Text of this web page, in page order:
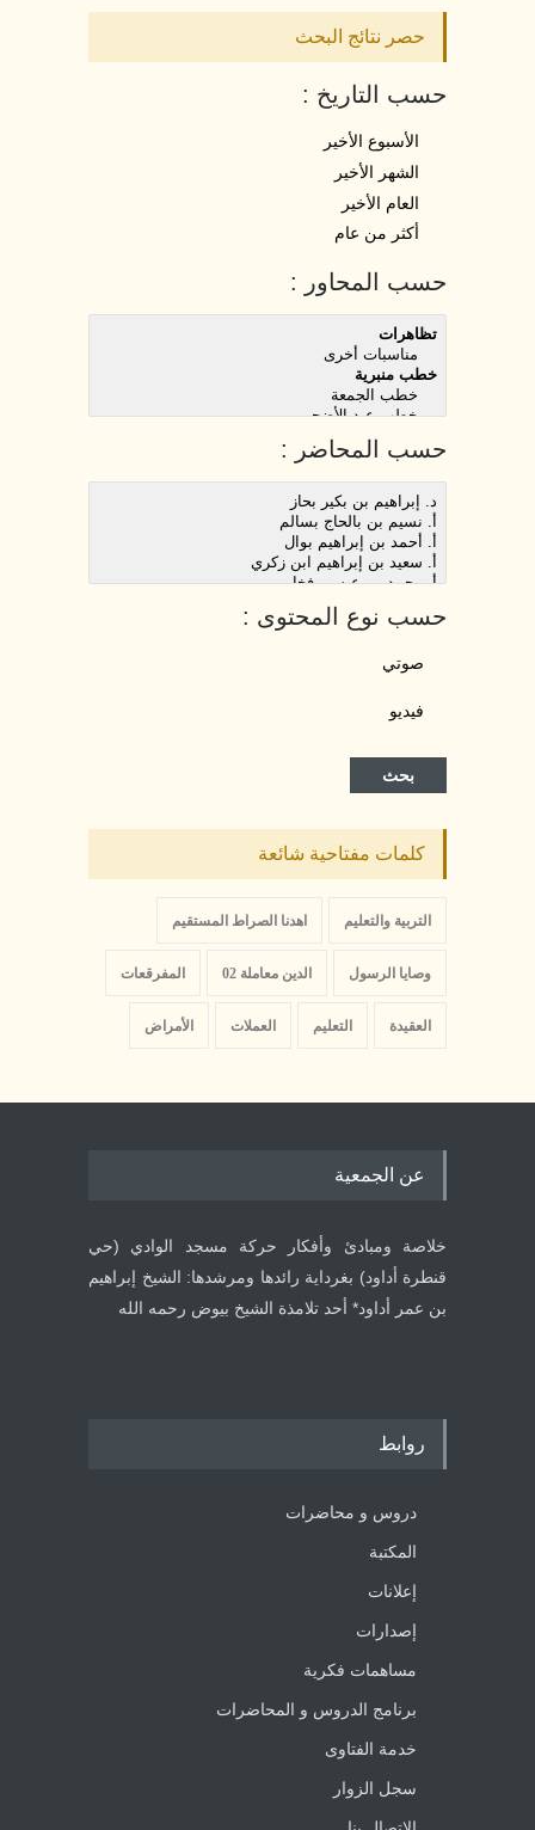
حصر نتائج البحث
حسب التاريخ :
الأسبوع الأخير
الشهر الأخير
العام الأخير
أكثر من عام
حسب المحاور :
حسب المحاضر :
حسب نوع المحتوى :
صوتي
فيديو
بحث
كلمات مفتاحية شائعة
التربية والتعليم اهدنا الصراط المستقيم
وصايا الرسول الدين معاملة 02 المفرقعات
العقيدة التعليم العملات الأمراض
عن الجمعية
خلاصة ومبادئ وأفكار حركة مسجد الوادي (حي
قنطرة أداود) بغرداية رائدها ومرشدها: الشيخ إبراهيم
بن عمر أداود* أحد تلامذة الشيخ بيوض رحمه الله
روابط
دروس و محاضرات
المكتبة
إعلانات
إصدارات
مساهمات فكرية
برنامج الدروس و المحاضرات
خدمة الفتاوى
سجل الزوار